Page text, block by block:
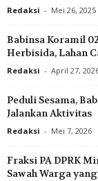
Redaksi - Mei 26, 2025
Babinsa Koramil
Herbisida, Lahan
Redaksi - April 27,
Peduli Sesama,
Jalankan Aktivitas
Redaksi - Mei 7, 2026
Fraksi PA DPRK
Sawah Warga